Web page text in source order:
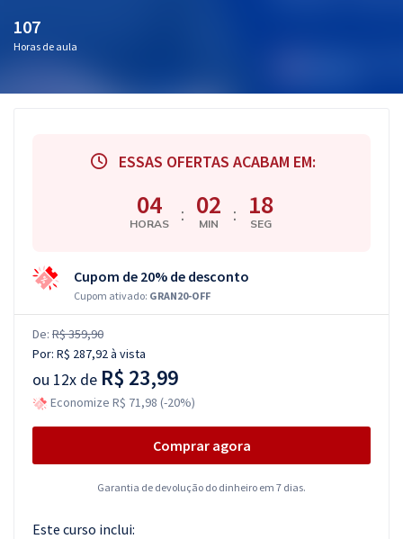
Aprovados
107
Horas de aula
ESSAS OFERTAS ACABAM EM:
04
HORAS : 02
MIN : 17
SEG
Cupom de 20% de desconto
Cupom ativado: GRAN20-OFF
De: R$ 359,90
Por: R$ 287,92à vista
ou 12x de R$ 23,99
Economize R$ 71,98 (-20%)
Comprar agora
Garantia de devolução do dinheiro em 7 dias.
Este curso inclui: